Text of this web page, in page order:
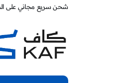
شحن سريع مجاني على الطلبات